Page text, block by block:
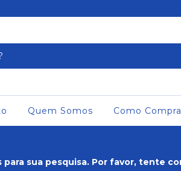
Quem Somos Como
para sua pesquisa. Por favor, tente